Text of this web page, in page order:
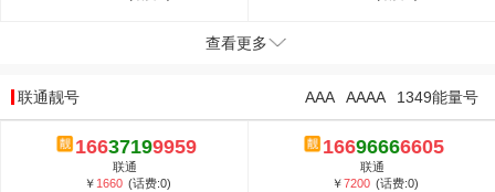
查看更多
联通靓号 1349能量号
AAAA
AAA
16637199959
联通
￥ 1660 (话费:0)
16696666605
联通
￥7200 (话费:0)